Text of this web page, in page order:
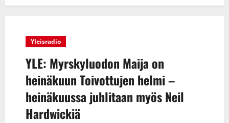
Yleisradio
YLE: Myrskyluodon Maija on
heinäkuun Toivottujen helmi –
heinäkuussa juhlitaan myös Neil
Hardwickiä